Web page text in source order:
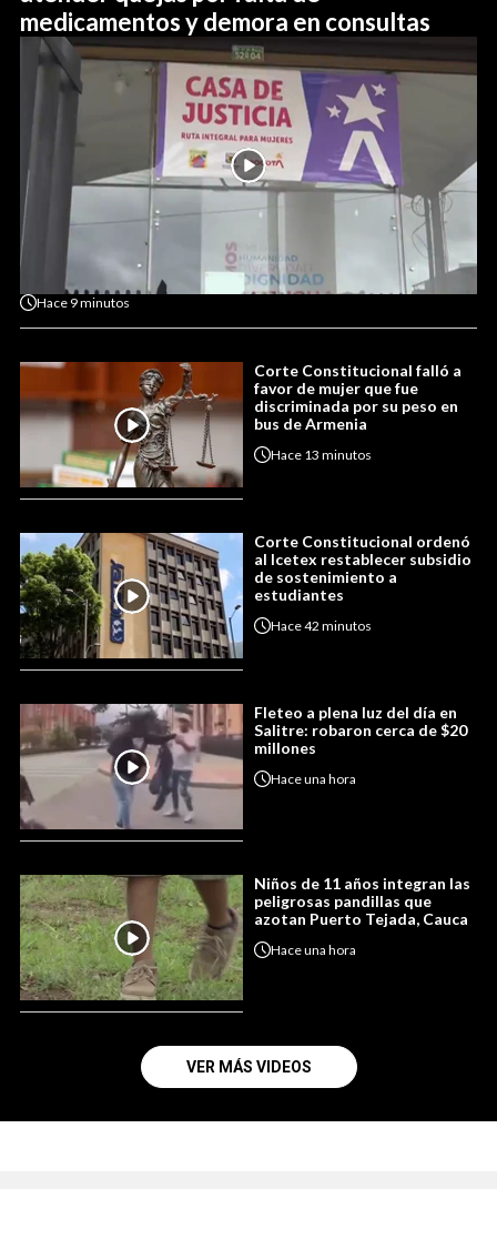
medicamentos y demora en consultas
Hace 9 minutos
Corte Constitucional falló a
favor de mujer que fue
discriminada por su peso en
bus de Armenia
Hace 13 minutos
Corte Constitucional ordenó
al Icetex restablecer subsidio
de sostenimiento a
estudiantes
Hace42 minutos
Fleteo a plena luz del día en
Salitre: robaron cerca de $20
millones
Haceuna hora
Niños de 11 años integran las
peligrosas pandillas que
azotan Puerto Tejada, Cauca
Haceuna hora
VER MÁS VIDEOS